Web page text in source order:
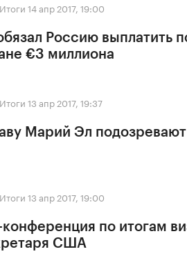
14 апр 2017, 19:00
Россию выплатить
€3 миллиона
13 апр 2017, 19:37
Марий Эл
13 апр 2017, 19:00
по итогам
США